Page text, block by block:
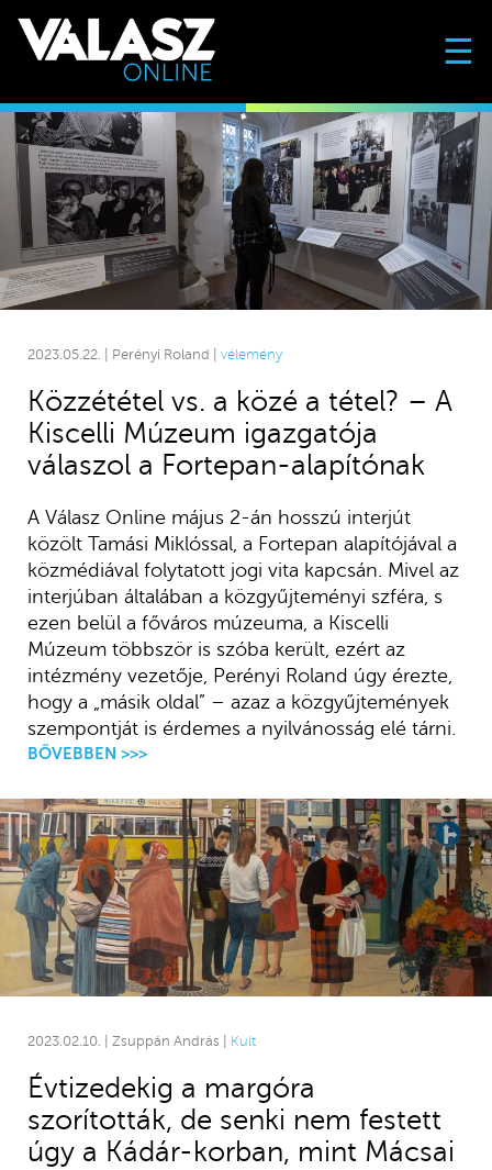
☰
2023.05.22. | Perényi Roland | vélemény
Közzététel vs. a közé a tétel? – A
Kiscelli Múzeum igazgatója
válaszol a Fortepan-alapítónak
A Válasz Online május 2-án hosszú interjút
közölt Tamási Miklóssal, a Fortepan alapítójával a
közmédiával folytatott jogi vita kapcsán. Mivel az
interjúban általában a közgyűjteményi szféra, s
ezen belül a főváros múzeuma, a Kiscelli
Múzeum többször is szóba került, ezért az
intézmény vezetője, Perényi Roland úgy érezte,
hogy a „másik oldal” – azaz a közgyűjtemények
szempontját is érdemes a nyilvánosság elé tárni.
BŐVEBBEN >>>
2023.02.10. | Zsuppán András | Kult
Évtizedekig a margóra
szorították, de senki nem festett
úgy a Kádár-korban, mint Mácsai